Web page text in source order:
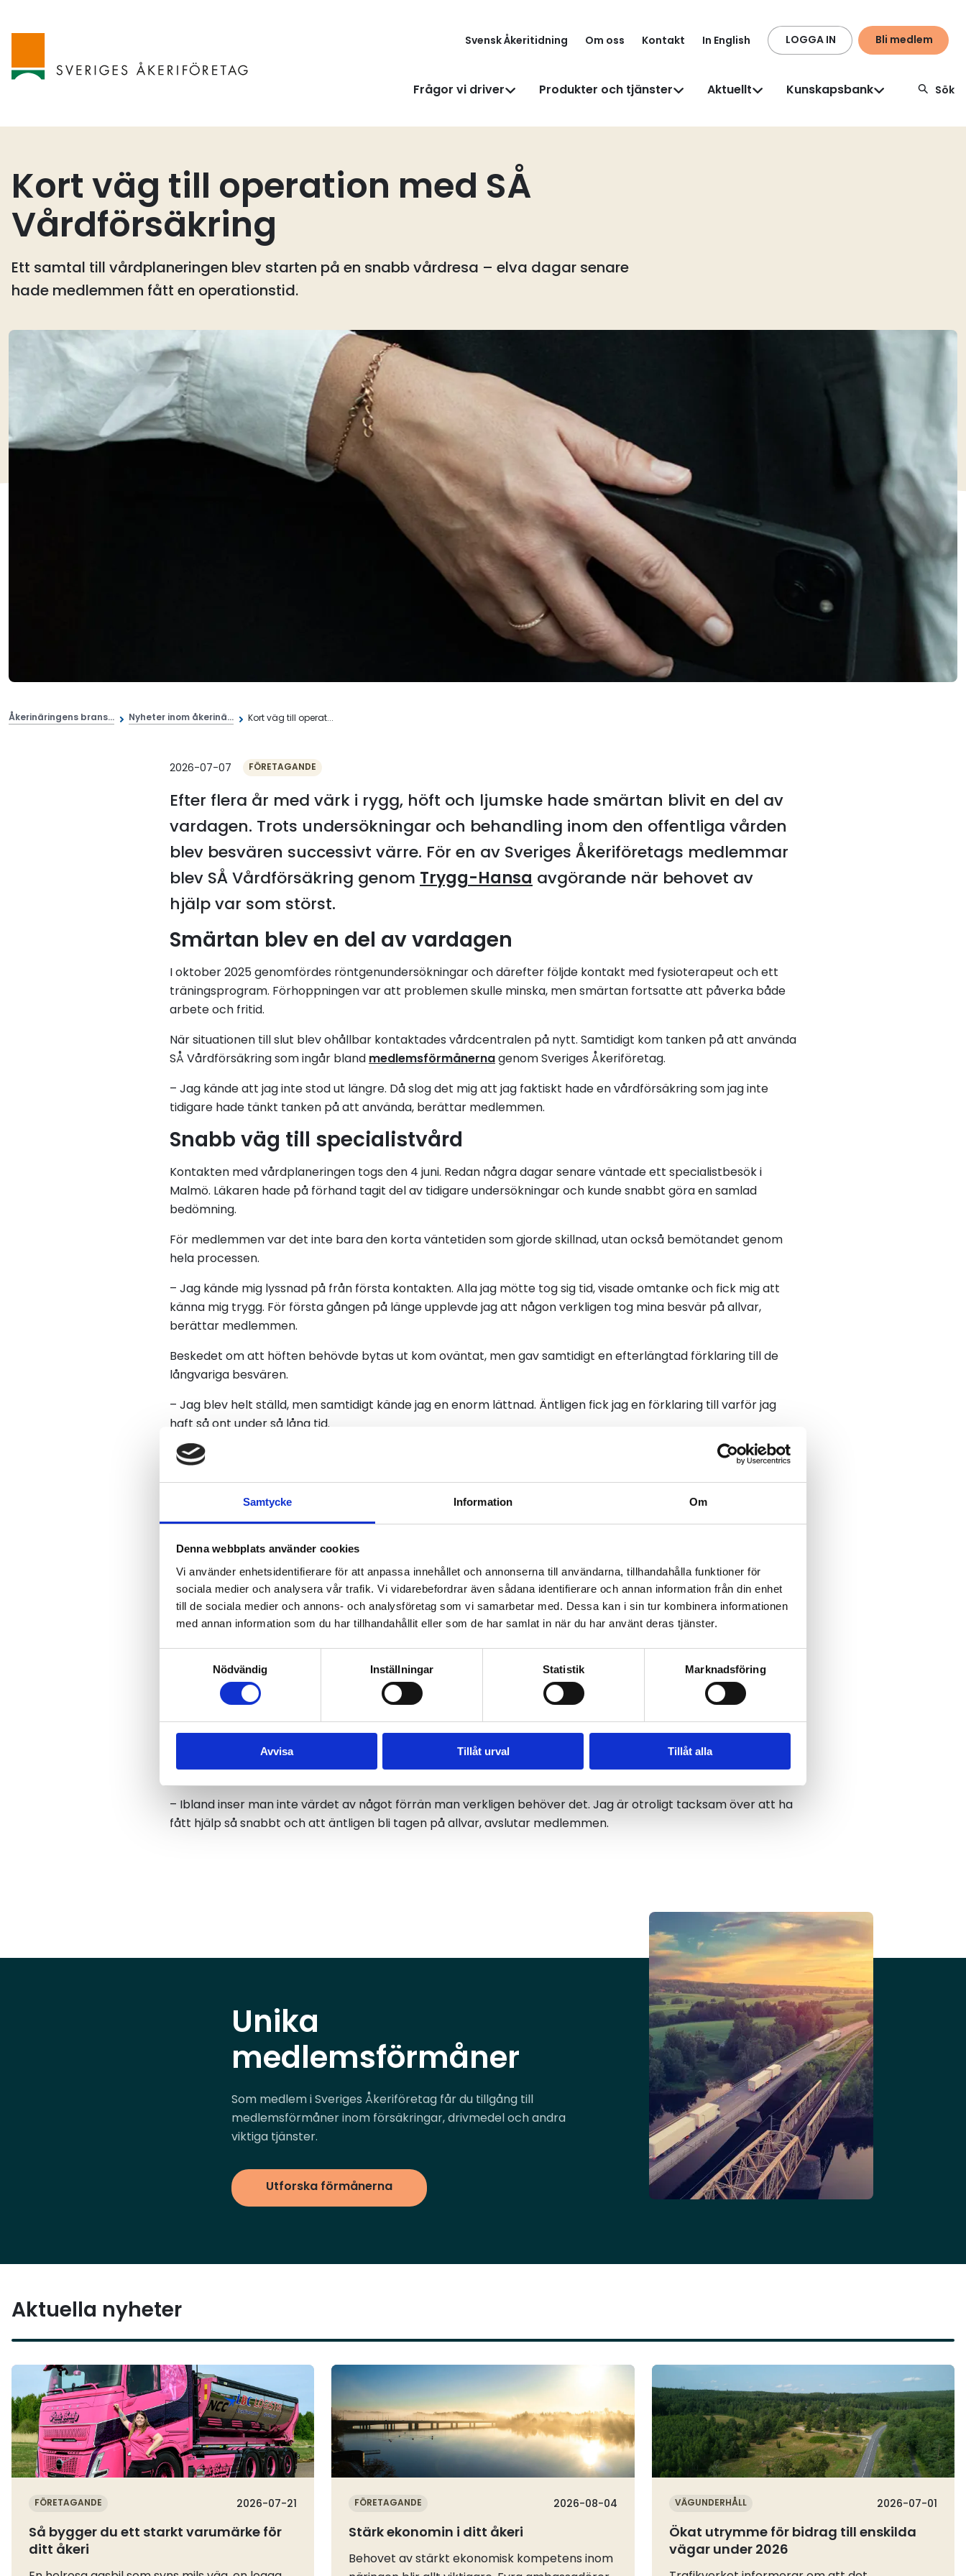
Samtycke Information Om
Denna webbplats använder cookies
Vi använder enhetsidentifierare för att anpassa innehållet och annonserna till användarna, tillhandahålla funktioner för
sociala medier och analysera vår trafik. Vi vidarebefordrar även sådana identifierare och annan information från din enhet
till de sociala medier och annons- och analysföretag som vi samarbetar med. Dessa kan i sin tur kombinera informationen
med annan information som du har tillhandahållit eller som de har samlat in när du har använt deras tjänster.
Nödvändig
Inställningar Statistik Marknadsföring
Avvisa Tillåt urval Tillåt alla
Svensk Åkeritidning Om oss Kontakt In English LOGGA IN Bli medlem
Frågor vi driver Produkter och tjänster Aktuellt Kunskapsbank Sök
Kort väg till operation med SÅ
Vårdförsäkring
Ett samtal till vårdplaneringen blev starten på en snabb vårdresa – elva dagar senare
hade medlemmen fått en operationstid.
Åkerinäringens brans... Nyheter inom åkerinä... Kort väg till operat...
2026-07-07 FÖRETAGANDE
Efter flera år med värk i rygg, höft och ljumske hade smärtan blivit en del av
vardagen. Trots undersökningar och behandling inom den offentliga vården
blev besvären successivt värre. För en av Sveriges Åkeriföretags medlemmar
blev SÅ Vårdförsäkring genom Trygg-Hansa avgörande när behovet av
hjälp var som störst.
Smärtan blev en del av vardagen
I oktober 2025 genomfördes röntgenundersökningar och därefter följde kontakt med fysioterapeut och ett
träningsprogram. Förhoppningen var att problemen skulle minska, men smärtan fortsatte att påverka både
arbete och fritid.
När situationen till slut blev ohållbar kontaktades vårdcentralen på nytt. Samtidigt kom tanken på att använda
SÅ Vårdförsäkring som ingår bland medlemsförmånernagenom Sveriges Åkeriföretag.
– Jag kände att jag inte stod ut längre. Då slog det mig att jag faktiskt hade en vårdförsäkring som jag inte
tidigare hade tänkt tanken på att använda, berättar medlemmen.
Snabb väg till specialistvård
Kontakten med vårdplaneringen togs den 4 juni. Redan några dagar senare väntade ett specialistbesök i
Malmö. Läkaren hade på förhand tagit del av tidigare undersökningar och kunde snabbt göra en samlad
bedömning.
För medlemmen var det inte bara den korta väntetiden som gjorde skillnad, utan också bemötandet genom
hela processen.
– Jag kände mig lyssnad på från första kontakten. Alla jag mötte tog sig tid, visade omtanke och fick mig att
känna mig trygg. För första gången på länge upplevde jag att någon verkligen tog mina besvär på allvar,
berättar medlemmen.
Beskedet om att höften behövde bytas ut kom oväntat, men gav samtidigt en efterlängtad förklaring till de
långvariga besvären.
– Jag blev helt ställd, men samtidigt kände jag en enorm lättnad. Äntligen fick jag en förklaring till varför jag
haft så ont under så lång tid.
Elva dagar från första samtalet till operation
Efter den medicinska bedömningen gick processen snabbt vidare. Alla nödvändiga prover och undersökningar
genomfördes direkt och kort därefter erbjöds en operationstid. Från första kontakten med vårdplaneringen
till planerad operation hade det gått endast elva dagar.
Utöver den snabba vårdprocessen omfattade försäkringen för medlemmen även ersättning för kostnader
kopplade till vårdbesök inom den offentliga vården upp till högkostnadsskyddet, återbetalning av
medicinkostnader samt milersättning tur och retur för resor i samband med vårdbesöken.
Försäkringen omfattade även hotellövernattning i anslutning till sjukhuset, vilket innebar att både patient och
– Vilken fantastisk försäkring! Från det att jag ringde vårdplaneringen till dess satt jag erbjöds operation gick
det bara elva dagar, vilket är helt otroligt.
Ett tydligt värde av medlemskapet
För medlemmen blev erfarenheten också en påminnelse om värdet av medlemsförmånerna via Sveriges
Åkeriföretag.
– Ibland inser man inte värdet av något förrän man verkligen behöver det. Jag är otroligt tacksam över att ha
fått hjälp så snabbt och att äntligen bli tagen på allvar, avslutar medlemmen.
Unika
medlemsförmåner
Som medlem i Sveriges Åkeriföretag får du tillgång till
medlemsförmåner inom försäkringar, drivmedel och andra
viktiga tjänster.
Utforska förmånerna
Aktuella nyheter
FÖRETAGANDE 2026-07-21
Så bygger du ett starkt varumärke för
ditt åkeri
Läs mer
FÖRETAGANDE 2026-08-04
Stärk ekonomin i ditt åkeri
Behovet av stärkt ekonomisk kompetens inom
Läs mer
VÄGUNDERHÅLL 2026-07-01
Ökat utrymme för bidrag till enskilda
vägar under 2026
Läs mer